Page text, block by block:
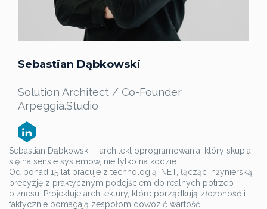
Sebastian Dąbkowski
Solution Architect / Co-Founder
Arpeggia.Studio
Sebastian Dąbkowski – architekt oprogramowania, który skupia
się na sensie systemów, nie tylko na kodzie.
Od ponad 15 lat pracuje z technologią .NET, łącząc inżynierską
precyzję z praktycznym podejściem do realnych potrzeb
biznesu. Projektuje architektury, które porządkują złożoność i
faktycznie pomagają zespołom dowozić wartość.